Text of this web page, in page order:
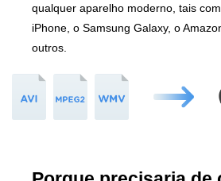
qualquer aparelho moderno, tais
iPhone, o Samsung Galaxy, o
outros.